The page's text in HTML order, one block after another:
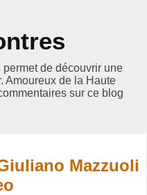
de découvrir une
Amoureux de la Haute
sur ce blog
Mazzuoli